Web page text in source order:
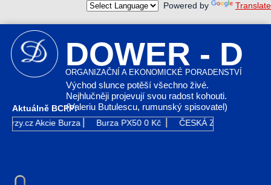
Powered by Translate
DOWER - D
ORGANIZAČNÍ A EKONOMICKÉ PORADENSTVÍ
Východ slunce potěší všechno živé.
Nejhlučněji projevují svou radost kohouti.
(Valeriu Butulescu, rumunský spisovatel)
Aktuálně BCPP:
Akcie Burza Burza PX50 0 Kč ČESKÁ ZBROJOVKA GR